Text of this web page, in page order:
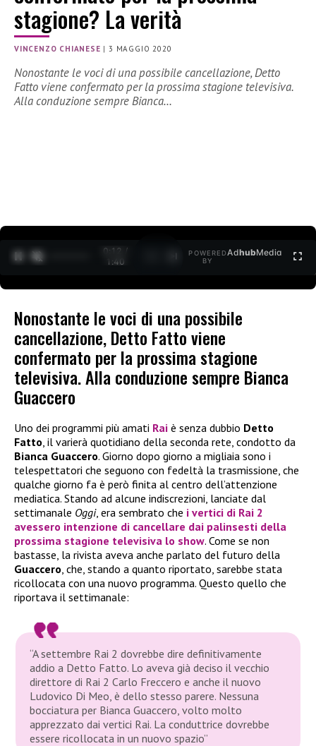
stagione? La verità
VINCENZO CHIANESE |3 MAGGIO 2020
Nonostante le voci di una possibile cancellazione, Detto
Fatto viene confermato per la prossima stagione televisiva.
Alla conduzione sempre Bianca…
0:12 /
1:40
POWERED
BY
AdhubMedia
Nonostante le voci di una possibile
cancellazione, Detto Fatto viene
confermato per la prossima stagione
televisiva. Alla conduzione sempre Bianca
Guaccero
Uno dei programmi più amati Rai è senza dubbio Detto
Fatto, il varierà quotidiano della seconda rete, condotto da
Bianca Guaccero. Giorno dopo giorno a migliaia sono i
telespettatori che seguono con fedeltà la trasmissione, che
qualche giorno fa è però finita al centro dell’attenzione
mediatica. Stando ad alcune indiscrezioni, lanciate dal
settimanale Oggi, era sembrato che i vertici di Rai 2
avessero intenzione di cancellare dai palinsesti della
prossima stagione televisiva lo show. Come se non
bastasse, la rivista aveva anche parlato del futuro della
Guaccero, che, stando a quanto riportato, sarebbe stata
ricollocata con una nuovo programma. Questo quello che
riportava il settimanale:
“A settembre Rai 2 dovrebbe dire definitivamente
addio a Detto Fatto. Lo aveva già deciso il vecchio
direttore di Rai 2 Carlo Freccero e anche il nuovo
Ludovico Di Meo, è dello stesso parere. Nessuna
bocciatura per Bianca Guaccero, volto molto
apprezzato dai vertici Rai. La conduttrice dovrebbe
essere ricollocata in un nuovo spazio”